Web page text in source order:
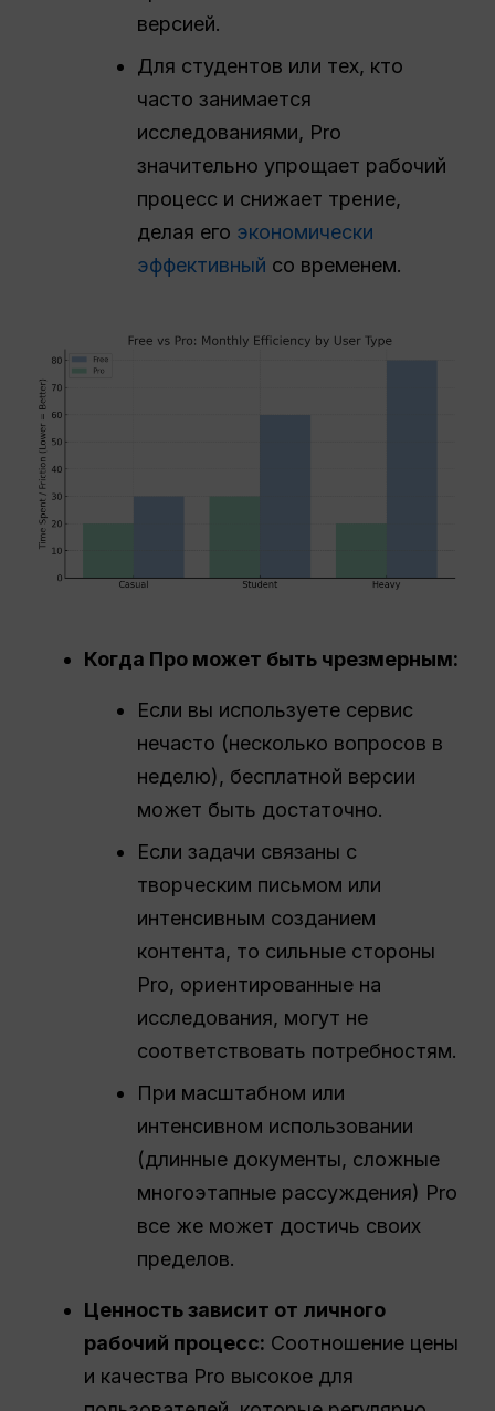
версией.
Для студентов или тех, кто
часто занимается
исследованиями, Pro
значительно упрощает рабочий
процесс и снижает трение,
делая его экономически
эффективный со временем.
Когда Про может быть чрезмерным:
Если вы используете сервис
нечасто (несколько вопросов в
неделю), бесплатной версии
может быть достаточно.
Если задачи связаны с
творческим письмом или
интенсивным созданием
контента, то сильные стороны
Pro, ориентированные на
исследования, могут не
соответствовать потребностям.
При масштабном или
интенсивном использовании
(длинные документы, сложные
многоэтапные рассуждения) Pro
все же может достичь своих
пределов.
Ценностьзависит от личного
рабочий процесс: Соотношение цены
и качества Pro высокое для